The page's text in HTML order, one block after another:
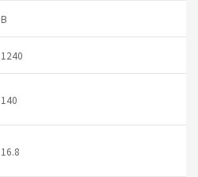
B
1240
140
16.8